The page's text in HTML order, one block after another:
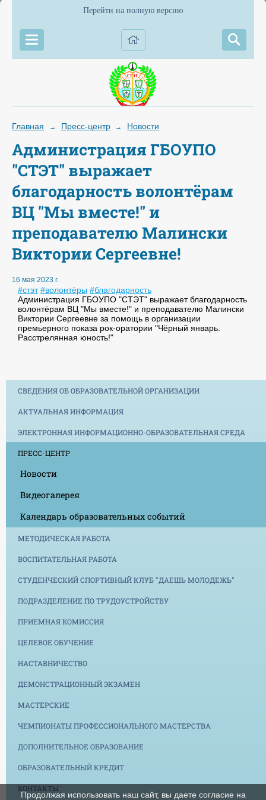
Перейти на полную версию
Главная → Пресс-центр → Новости
Администрация ГБОУПО
"СТЭТ" выражает
благодарность волонтёрам
ВЦ "Мы вместе!" и
преподавателю Малински
Виктории Сергеевне!
16 мая 2023 г.
#стэт #волонтёры #благодарность
Администрация ГБОУПО "СТЭТ" выражает благодарность
волонтёрам ВЦ "Мы вместе!" и преподавателю Малински
Виктории Сергеевне за помощь в организации
премьерного показа рок-оратории "Чёрный январь.
Расстрелянная юность!"
СВЕДЕНИЯ ОБ ОБРАЗОВАТЕЛЬНОЙ ОРГАНИЗАЦИИ
АКТУАЛЬНАЯ ИНФОРМАЦИЯ
ЭЛЕКТРОННАЯ ИНФОРМАЦИОННО-ОБРАЗОВАТЕЛЬНАЯ СРЕДА
ПРЕСС-ЦЕНТР
Новости
Видеогалерея
Календарь образовательных событий
МЕТОДИЧЕСКАЯ РАБОТА
ВОСПИТАТЕЛЬНАЯ РАБОТА
СТУДЕНЧЕСКИЙ СПОРТИВНЫЙ КЛУБ "ДАЕШЬ МОЛОДЕЖЬ"
ПОДРАЗДЕЛЕНИЕ ПО ТРУДОУСТРОЙСТВУ
ПРИЕМНАЯ КОМИССИЯ
ЦЕЛЕВОЕ ОБУЧЕНИЕ
НАСТАВНИЧЕСТВО
ДЕМОНСТРАЦИОННЫЙ ЭКЗАМЕН
МАСТЕРСКИЕ
ЧЕМПИОНАТЫ ПРОФЕССИОНАЛЬНОГО МАСТЕРСТВА
ДОПОЛНИТЕЛЬНОЕ ОБРАЗОВАНИЕ
ОБРАЗОВАТЕЛЬНЫЙ КРЕДИТ
КОНТАКТЫ
Продолжая использовать наш сайт, вы даете согласие на